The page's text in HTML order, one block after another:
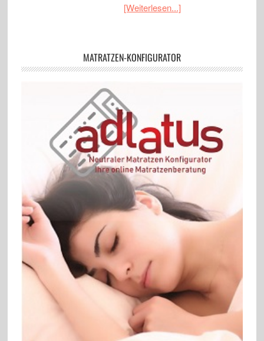
[Weiterlesen...]
MATRATZEN-KONFIGURATOR